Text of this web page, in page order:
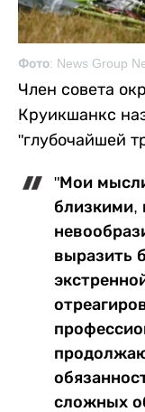
Фото: News Group
Член совета
Круикшанкс
"глубочайшей
"Мои
близкими,
выразить
сложных